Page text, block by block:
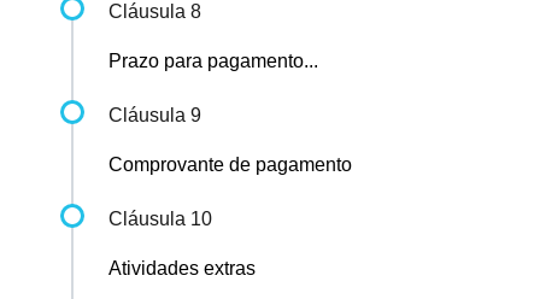
Cláusula 8
Prazo para pagamento...
Cláusula 9
Comprovante de pagamento
Cláusula 10
Atividades extras